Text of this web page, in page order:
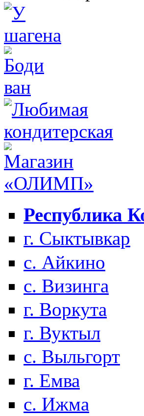
Республика
г. Сыктывкар
с. Айкино
с. Визинга
г. Воркута
г. Вуктыл
с. Выльгорт
г. Емва
с. Ижма